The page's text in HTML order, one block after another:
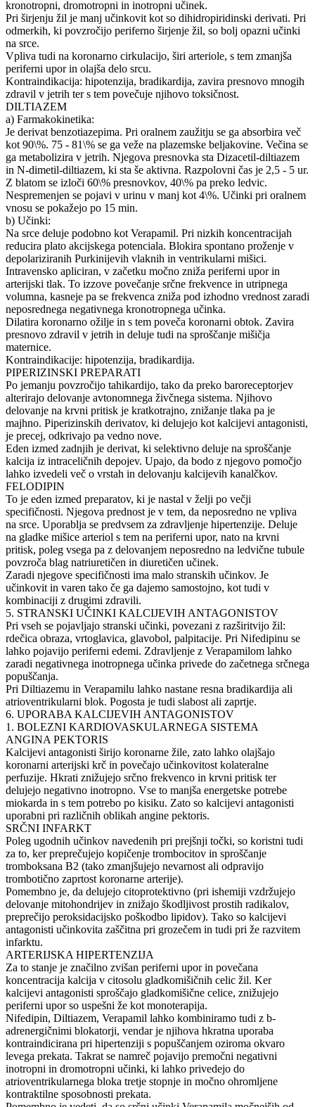
kronotropni, dromotropni in inotropni učinek.
Pri širjenju žil je manj učinkovit kot so dihidropiridinski derivati. Pri
odmerkih, ki povzročijo periferno širjenje žil, so bolj opazni učinki
na srce.
Vpliva tudi na koronarno cirkulacijo, širi arteriole, s tem zmanjša
periferni upor in olajša delo srcu.
Kontraindikacija: hipotenzija, bradikardija, zavira presnovo mnogih
zdravil v jetrih ter s tem povečuje njihovo toksičnost.
DILTIAZEM
a) Farmakokinetika:
Je derivat benzotiazepima. Pri oralnem zaužitju se ga absorbira več
kot 90\%. 75 - 81\% se ga veže na plazemske beljakovine. Večina se
ga metabolizira v jetrih. Njegova presnovka sta Dizacetil-diltiazem
in N-dimetil-diltiazem, ki sta še aktivna. Razpolovni čas je 2,5 - 5 ur.
Z blatom se izloči 60\% presnovkov, 40\% pa preko ledvic.
Nespremenjen se pojavi v urinu v manj kot 4\%. Učinki pri oralnem
vnosu se pokažejo po 15 min.
b) Učinki:
Na srce deluje podobno kot Verapamil. Pri nizkih koncentracijah
reducira plato akcijskega potenciala. Blokira spontano proženje v
depolariziranih Purkinijevih vlaknih in ventrikularni mišici.
Intravensko apliciran, v začetku močno zniža periferni upor in
arterijski tlak. To izzove povečanje srčne frekvence in utripnega
volumna, kasneje pa se frekvenca zniža pod izhodno vrednost zaradi
neposrednega negativnega kronotropnega učinka.
Dilatira koronarno ožilje in s tem poveča koronarni obtok. Zavira
presnovo zdravil v jetrih in deluje tudi na sproščanje mišičja
maternice.
Kontraindikacije: hipotenzija, bradikardija.
PIPERIZINSKI PREPARATI
Po jemanju povzročijo tahikardijo, tako da preko baroreceptorjev
alterirajo delovanje avtonomnega živčnega sistema. Njihovo
delovanje na krvni pritisk je kratkotrajno, znižanje tlaka pa je
majhno. Piperizinskih derivatov, ki delujejo kot kalcijevi antagonisti,
je precej, odkrivajo pa vedno nove.
Eden izmed zadnjih je derivat, ki selektivno deluje na sproščanje
kalcija iz intraceličnih depojev. Upajo, da bodo z njegovo pomočjo
lahko izvedeli več o vrstah in delovanju kalcijevih kanalčkov.
FELODIPIN
To je eden izmed preparatov, ki je nastal v želji po večji
specifičnosti. Njegova prednost je v tem, da neposredno ne vpliva
na srce. Uporablja se predvsem za zdravljenje hipertenzije. Deluje
na gladke mišice arteriol s tem na periferni upor, nato na krvni
pritisk, poleg vsega pa z delovanjem neposredno na ledvične tubule
povzroča blag natriuretičen in diuretičen učinek.
Zaradi njegove specifičnosti ima malo stranskih učinkov. Je
učinkovit in varen tako če ga dajemo samostojno, kot tudi v
kombinaciji z drugimi zdravili.
5. STRANSKI UČINKI KALCIJEVIH ANTAGONISTOV
Pri vseh se pojavljajo stranski učinki, povezani z razširitvijo žil:
rdečica obraza, vrtoglavica, glavobol, palpitacije. Pri Nifedipinu se
lahko pojavijo periferni edemi. Zdravljenje z Verapamilom lahko
zaradi negativnega inotropnega učinka privede do začetnega srčnega
popuščanja.
Pri Diltiazemu in Verapamilu lahko nastane resna bradikardija ali
atrioventrikularni blok. Pogosta je tudi slabost ali zaprtje.
6. UPORABA KALCIJEVIH ANTAGONISTOV
1. BOLEZNI KARDIOVASKULARNEGA SISTEMA
ANGINA PEKTORIS
Kalcijevi antagonisti širijo koronarne žile, zato lahko olajšajo
koronarni arterijski krč in povečajo učinkovitost kolateralne
perfuzije. Hkrati znižujejo srčno frekvenco in krvni pritisk ter
delujejo negativno inotropno. Vse to manjša energetske potrebe
miokarda in s tem potrebo po kisiku. Zato so kalcijevi antagonisti
uporabni pri različnih oblikah angine pektoris.
SRČNI INFARKT
Poleg ugodnih učinkov navedenih pri prejšnji točki, so koristni tudi
za to, ker preprečujejo kopičenje trombocitov in sproščanje
tromboksana B2 (tako zmanjšujejo nevarnost ali odpravijo
trombotično zaprtost koronarne arterije).
Pomembno je, da delujejo citoprotektivno (pri ishemiji vzdržujejo
delovanje mitohondrijev in znižajo škodljivost prostih radikalov,
preprečijo peroksidacijsko poškodbo lipidov). Tako so kalcijevi
antagonisti učinkovita zaščitna pri grozečem in tudi pri že razvitem
infarktu.
ARTERIJSKA HIPERTENZIJA
Za to stanje je značilno zvišan periferni upor in povečana
koncentracija kalcija v citosolu gladkomišičnih celic žil. Ker
kalcijevi antagonisti sproščajo gladkomišične celice, znižujejo
periferni upor so uspešni že kot monoterapija.
Nifedipin, Diltiazem, Verapamil lahko kombiniramo tudi z b-
adrenergičnimi blokatorji, vendar je njihova hkratna uporaba
kontraindicirana pri hipertenziji s popuščanjem oziroma okvaro
levega prekata. Takrat se namreč pojavijo premočni negativni
inotropni in dromotropni učinki, ki lahko privedejo do
atrioventrikularnega bloka tretje stopnje in močno ohromljene
kontraktilne sposobnosti prekata.